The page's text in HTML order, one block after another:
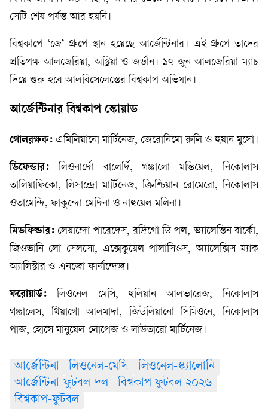
সেটি শেষ পর্যন্ত আর হয়নি।
বিশ্বকাপে ‘জে’ গ্রুপে স্থান হয়েছে আর্জেন্টিনার। এই গ্রুপে তাদের
প্রতিপক্ষ আলজেরিয়া, অস্ট্রিয়া ও জর্ডান। ১৭ জুন আলজেরিয়া ম্যাচ
দিয়ে শুরু হবে আলবিসেলেস্তের বিশ্বকাপ অভিযান।
আর্জেন্টিনার বিশ্বকাপ স্কোয়াড
গোলরক্ষক: এমিলিয়ানো মার্টিনেজ, জেরোনিমো রুলি ও হুয়ান মুসো।
ডিফেন্ডার: লিওনার্দো বালের্দি, গঞ্জালো মন্তিয়েল, নিকোলাস
তালিয়াফিকো, লিসান্দ্রো মার্টিনেজ, ক্রিশ্চিয়ান রোমেরো, নিকোলাস
ওতামেন্দি, ফাকুন্দো মেদিনা ও নাহুয়েল মলিনা।
মিডফিল্ডার: লেয়ান্দ্রো পারেদেস, রদ্রিগো ডি পল, ভ্যালেন্তিন বার্কো,
জিওভানি লো সেলসো, এক্সেকুয়েল পালাসিওস, অ্যালেক্সিস ম্যাক
অ্যালিস্টার ও এনজো ফার্নান্দেজ।
ফরোয়ার্ড:লিওনেল মেসি, হুলিয়ান আলভারেজ, নিকোলাস
গঞ্জালেস, থিয়াগো আলমাদা, জিউলিয়ানো সিমিওনে, নিকোলাস
পাজ, হোসে মানুয়েল লোপেজ ও লাউতারো মার্টিনেজ।
আর্জেন্টিনা লিওনেল-মেসি
লিওনেল-স্ক্যালোনি
আর্জেন্টিনা-ফুটবল-দল
বিশ্বকাপ ফুটবল ২০২৬
বিশ্বকাপ-ফুটবল